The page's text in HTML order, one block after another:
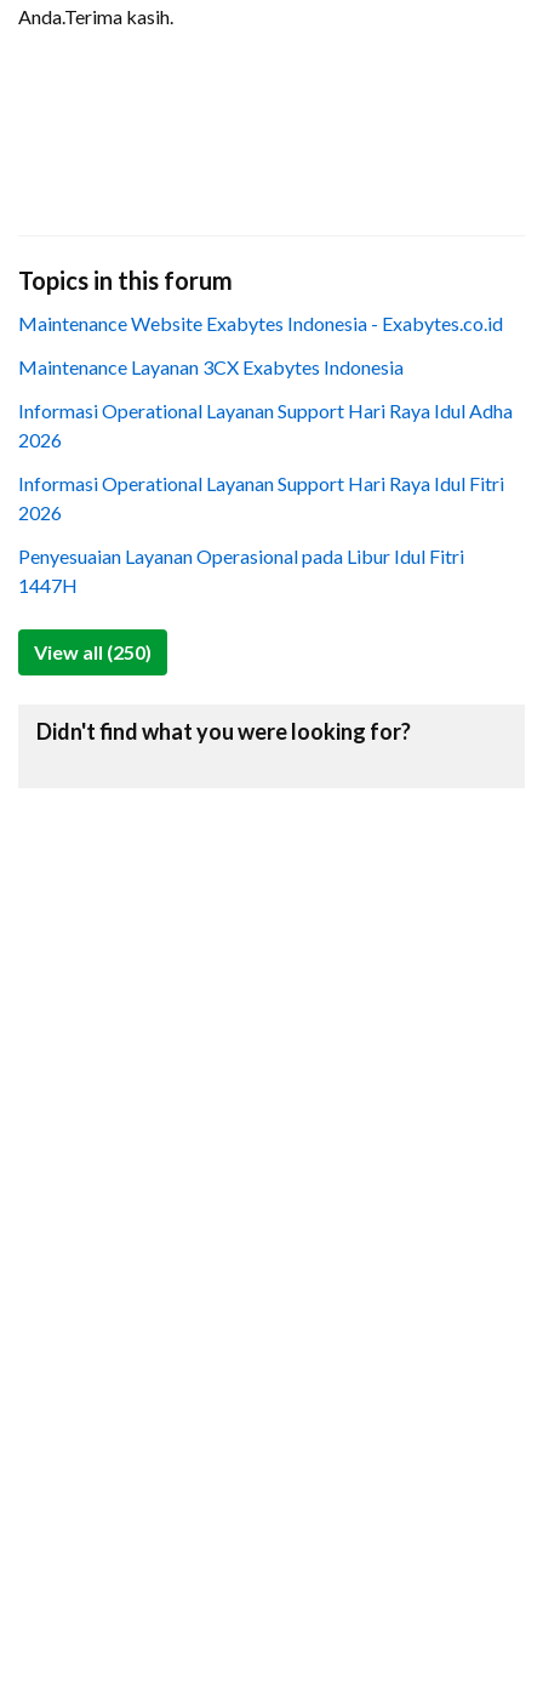
Anda.Terima kasih.
Topics in this forum
Maintenance Website Exabytes Indonesia - Exabytes.co.id
Maintenance Layanan 3CX Exabytes Indonesia
Informasi Operational Layanan Support Hari Raya Idul Adha
2026
Informasi Operational Layanan Support Hari Raya Idul Fitri
2026
Penyesuaian Layanan Operasional pada Libur Idul Fitri
1447H
View all (250)
Didn't find what you were looking for?